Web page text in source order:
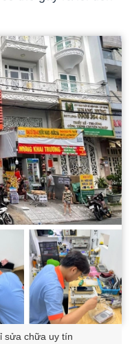
sửa chữa uy tín